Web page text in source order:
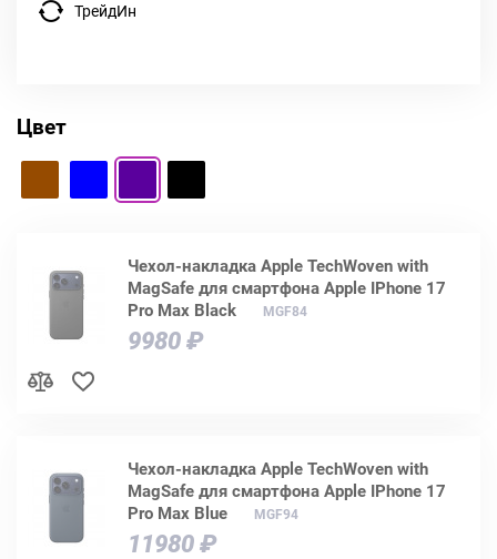
ТрейдИн
Цвет
Чехол-накладка Apple TechWoven with
MagSafe для смартфона Apple IPhone 17
Pro Max Black
MGF84
9980 ₽
Чехол-накладка Apple TechWoven with
MagSafe для смартфона Apple IPhone 17
Pro Max Blue
MGF94
11980 ₽